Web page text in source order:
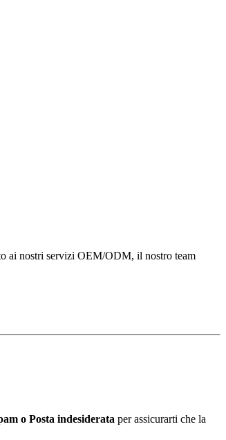
ai nostri servizi OEM/ODM, il nostro team
o Posta indesiderata per assicurarti che la